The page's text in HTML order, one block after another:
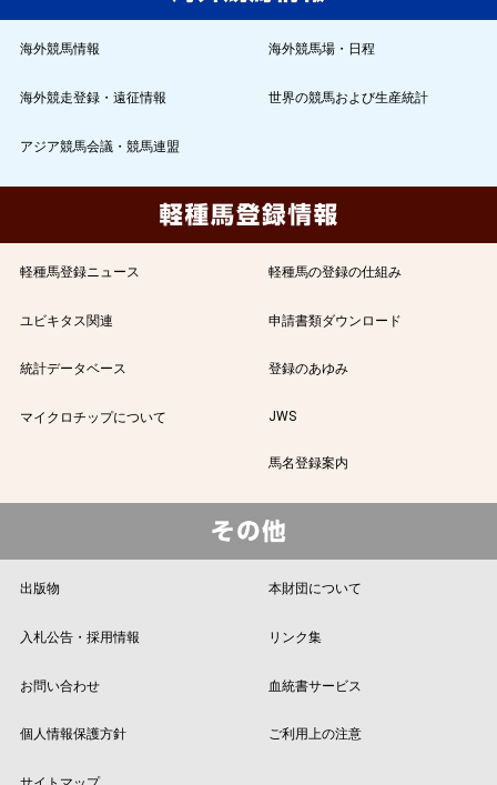
海外競馬情報 海外競馬場・日程
海外競走登録・遠征情報 世界の競馬および生産統計
アジア競馬会議・競馬連盟
軽種馬登録ニュース 軽種馬の登録の仕組み
ユビキタス関連 申請書類ダウンロード
統計データベース 登録のあゆみ
マイクロチップについて JWS
馬名登録案内
出版物 本財団について
入札公告・採用情報 リンク集
お問い合わせ 血統書サービス
個人情報保護方針 ご利用上の注意